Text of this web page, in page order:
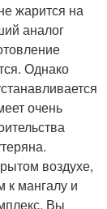
жарится на
аналог
Однако
очень
воздухе,
к мангалу и
Вы